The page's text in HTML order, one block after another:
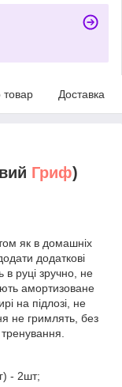
товар Доставка
Гриф)
як в домашніх
додаткові
руці зручно, не
амортизоване
на підлозі, не
не гримлять, без
- 2шт;